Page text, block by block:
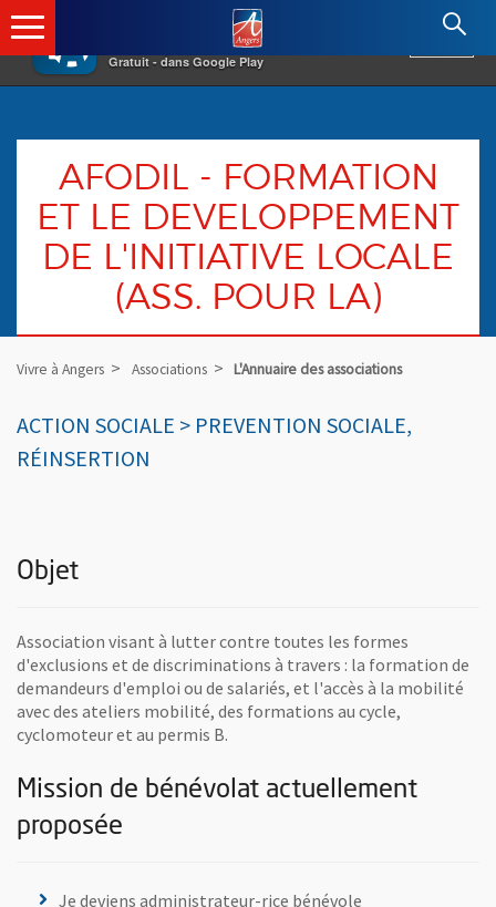
×
Gratuit - dans Google Play
Angers.fr : Retour à l'accueil
AFODIL - FORMATION
ET LE DEVELOPPEMENT
DE L'INITIATIVE LOCALE
(ASS. POUR LA)
Vivre à Angers Associations L'Annuaire des associations
ACTION SOCIALE > PREVENTION SOCIALE,
RÉINSERTION
Objet
Association visant à lutter contre toutes les formes
d'exclusions et de discriminations à travers : la formation de
demandeurs d'emploi ou de salariés, et l'accès à la mobilité
avec des ateliers mobilité, des formations au cycle,
cyclomoteur et au permis B.
Mission de bénévolat actuellement
proposée
Je deviens administrateur-rice bénévole